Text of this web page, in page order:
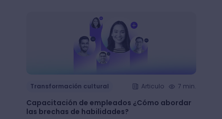
Transformación cultural Articulo 7 min.
Capacitación de empleados ¿Cómo abordar
las brechas de habilidades?